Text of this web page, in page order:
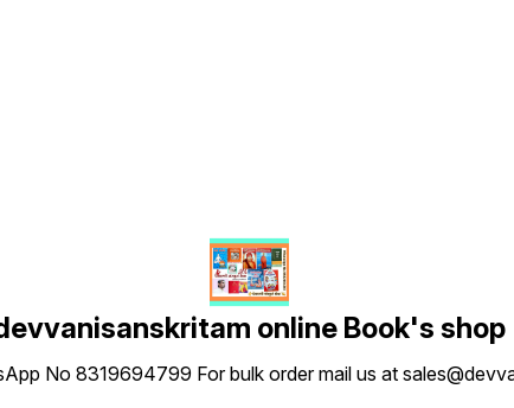
online Book's shop
No 8319694799 For bulk order mail us at